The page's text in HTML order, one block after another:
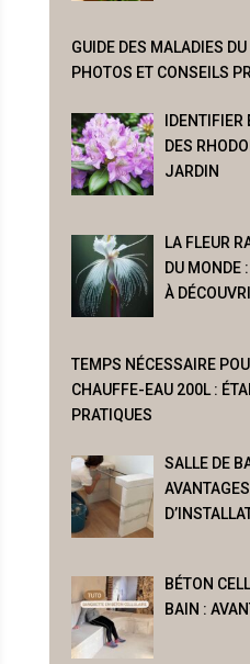
GUIDE DES MALADIES
PHOTOS ET CONSEILS
DES
JARDIN
LA FLEUR
DU MONDE
À
TEMPS NÉCESSAIRE
CHAUFFE-EAU 200L :
PRATIQUES
SALLE DE
BÉTON
BAIN :